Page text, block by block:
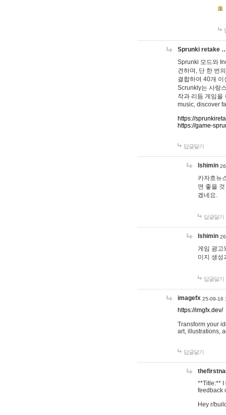
Sprunki retake
Sprunki 모드와
견하며, 단 한 번
결합하여 40개
Scrunkly는 사랑
작과 리듬 게임을
music, discover
https://
https://game-
답글달기
lshimin
카자흐뉴
면 좋을
겠네요.
답글달기
lshimin
게임 광고
미지 생성
답글달기
imagefx 25-09-16
https://imgfx.dev/
Transform your
art, illustrations,
답글달기
**Title:** I
feedback
Hey r/